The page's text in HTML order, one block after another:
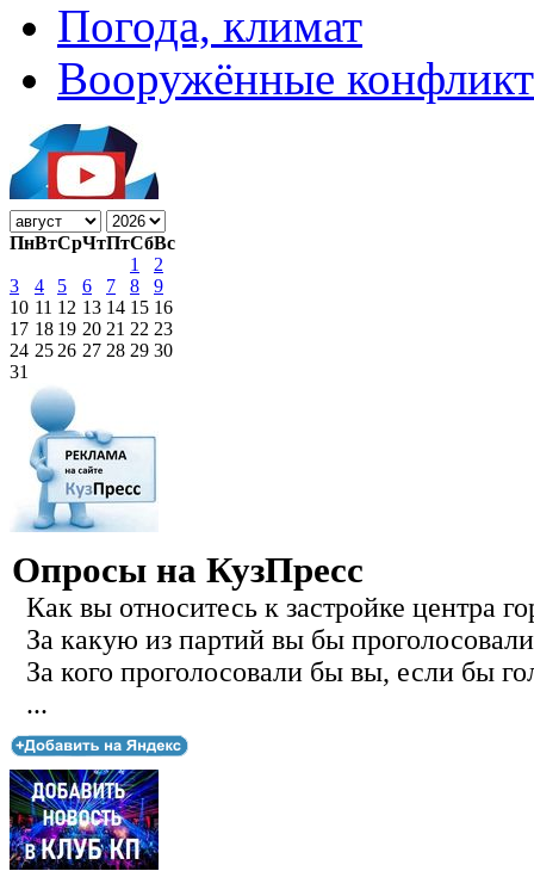
Погода, климат
Вооружённые
ПнВтСрЧтПтСбВс
1
2
3
4 5 6 7 8
9
10 11 12 13 14 15 16
17 18 19 20 21 22 23
24 25 26 27 28 29 30
31
Опросы на КузПресс
Как вы относитесь к застройке центра
За какую из партий вы бы
За кого проголосовали бы вы, если бы
...